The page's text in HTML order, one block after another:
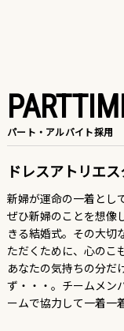
パート・アルバイト採用
ドレスアトリエ
新婦が運命の一着とし
ぜひ新婦のことを想像
きる結婚式。その大切
ただくために、心のこ
あなたの気持ちの分だ
ず・・・。チームメン
ームで協力して一着一